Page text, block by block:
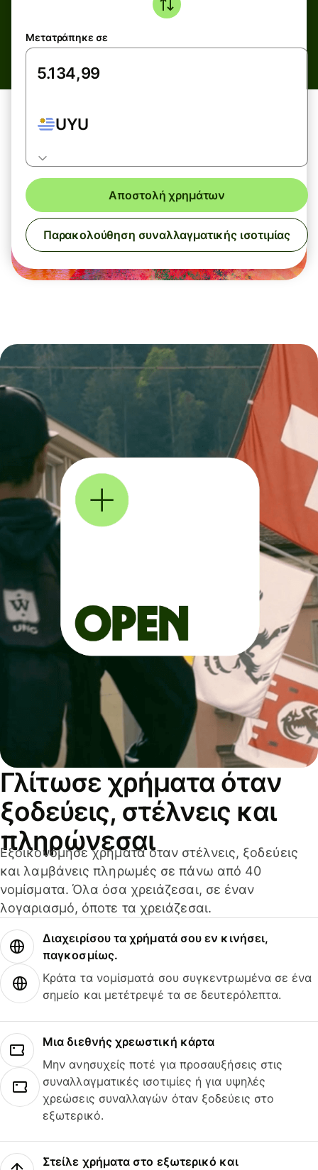
Μετατράπηκε σε
UYU
Αποστολή χρημάτων
Παρακολούθηση συναλλαγματικής ισοτιμίας
Γλίτωσε χρήματα όταν
ξοδεύεις, στέλνεις και
πληρώνεσαι
Εξοικονόμησε χρήματα όταν στέλνεις, ξοδεύεις
και λαμβάνεις πληρωμές σε πάνω από 40
νομίσματα. Όλα όσα χρειάζεσαι, σε έναν
λογαριασμό, όποτε τα χρειάζεσαι.
Διαχειρίσου τα χρήματά σου εν κινήσει,
παγκοσμίως.
Κράτα τα νομίσματά σου συγκεντρωμένα σε ένα
σημείο και μετέτρεψέ τα σε δευτερόλεπτα.
Μια διεθνής χρεωστική κάρτα
Μην ανησυχείς ποτέ για προσαυξήσεις στις
συναλλαγματικές ισοτιμίες ή για υψηλές
χρεώσεις συναλλαγών όταν ξοδεύεις στο
εξωτερικό.
Στείλε χρήματα στο εξωτερικό και